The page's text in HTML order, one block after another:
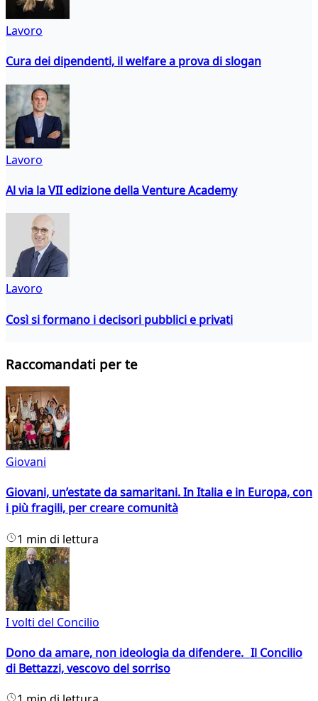
Lavoro
Cura dei dipendenti, il welfare a prova di slogan
Lavoro
Al via la VII edizione della Venture Academy
Lavoro
Così si formano i decisori pubblici e privati
Raccomandati per te
Giovani
Giovani, un’estate da samaritani. In Italia e in Europa, con
i più fragili, per creare comunità
1 min di lettura
I volti del Concilio
Dono da amare, non ideologia da difendere. Il Concilio
di Bettazzi, vescovo del sorriso